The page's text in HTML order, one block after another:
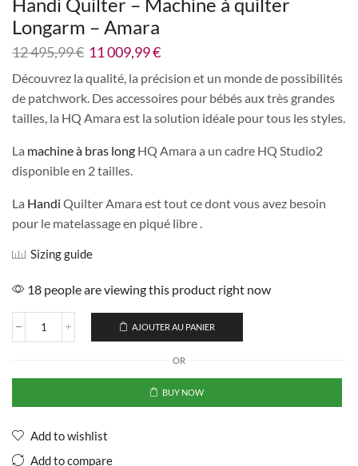
Longarm – Amara
12 495,99€ 11 009,99€
Découvrez la qualité, la précision et un monde de possibilités
de patchwork. Des accessoires pour bébés aux très grandes
tailles, la HQ Amara est la solution idéale pour tous les styles.
La machine à bras long HQ Amara a un cadre HQ Studio2
disponible en 2 tailles.
La Handi Quilter Amara est tout ce dont vous avez besoin
pour le matelassage en piqué libre .
Sizing guide
18 people are viewing this product right now
AJOUTER AU PANIER
OR
BUY NOW
Add to wishlist
Add to compare